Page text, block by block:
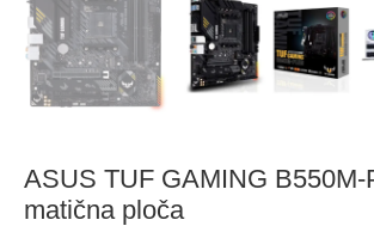
ASUS TUF GAMING B550M-
matična ploča